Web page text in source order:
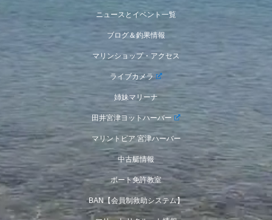
ニュースとイベント一覧
ブログ＆釣果情報
マリンショップ・アクセス
ライブカメラ
姉妹マリーナ
田井宮津ヨットハーバー
マリントピア 宮津ハーバー
中古艇情報
ボート免許教室
BAN【会員制救助システム】